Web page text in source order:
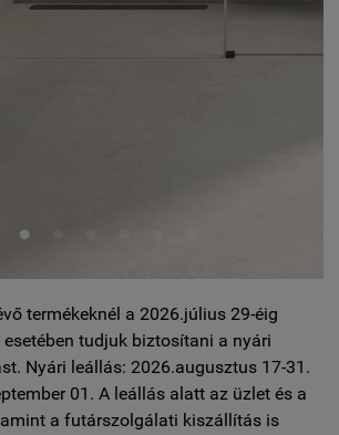
120 cm
termékeknél a 2026.július 29-éig
esetében tudjuk biztosítani a nyári
Nyári leállás: 2026.augusztus 17-31.
01. A leállás alatt az üzlet és a
a futárszolgálati kiszállítás is